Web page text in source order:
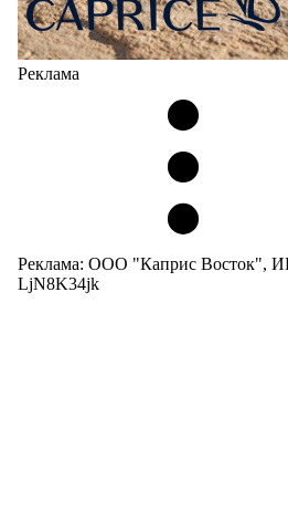
Реклама
Реклама: ООО "Каприс Восток",
LjN8K34jk